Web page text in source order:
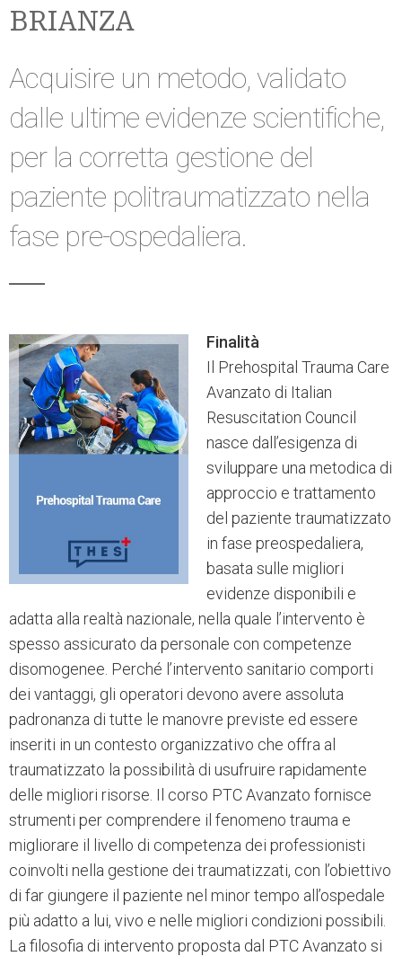
BRIANZA
Acquisire un metodo, validato
dalle ultime evidenze scientifiche,
per la corretta gestione del
paziente politraumatizzato nella
fase pre-ospedaliera.
Finalità
Il Prehospital Trauma Care
Avanzato di Italian
Resuscitation Council
nasce dall’esigenza di
sviluppare una metodica di
approccio e trattamento
del paziente traumatizzato
in fase preospedaliera,
basata sulle migliori
evidenze disponibili e
adatta alla realtà nazionale, nella quale l’intervento è
spesso assicurato da personale con competenze
disomogenee. Perché l’intervento sanitario comporti
dei vantaggi, gli operatori devono avere assoluta
padronanza di tutte le manovre previste ed essere
inseriti in un contesto organizzativo che offra al
traumatizzato la possibilità di usufruire rapidamente
delle migliori risorse. Il corso PTC Avanzato fornisce
strumenti per comprendere il fenomeno trauma e
migliorare il livello di competenza dei professionisti
coinvolti nella gestione dei traumatizzati, con l’obiettivo
di far giungere il paziente nel minor tempo all’ospedale
più adatto a lui, vivo e nelle migliori condizioni possibili.
La filosofia di intervento proposta dal PTC Avanzato si